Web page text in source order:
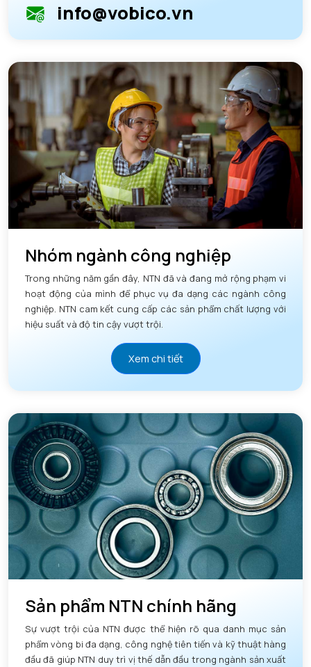
info@vobico.vn
Nhóm ngành công nghiệp
Trong những năm gần đây, NTN đã và đang mở rộng phạm vi
hoạt động của mình để phục vụ đa dạng các ngành công
nghiệp. NTN cam kết cung cấp các sản phẩm chất lượng với
hiệu suất và độ tin cậy vượt trội.
Xem chi tiết
Sản phẩm NTN chính hãng
Sự vượt trội của NTN được thể hiện rõ qua danh mục sản
phẩm vòng bi đa dạng, công nghệ tiên tiến và kỹ thuật hàng
đầu đã giúp NTN duy trì vị thế dẫn đầu trong ngành sản xuất